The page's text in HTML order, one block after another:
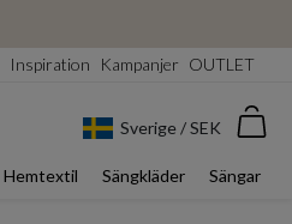
Inspiration Kampanjer OUTLET
Sverige / SEK
Hemtextil Sängkläder Sängar